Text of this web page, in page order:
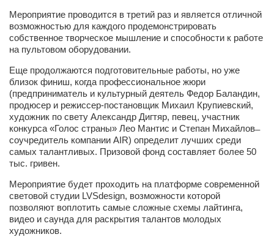
Оксана Скоробагатская
Александра Скорук
Евгений Полюхович
Ольга Чикина
Бизнес-партнёры
Здоровье
Врач психиатр–нарколог Анплеев А.Б.
Косметологическое отделение КП Сумская
Оптика — Медтехника
Тенториум -центр независимых дистрибьюторов
Мероприятие проводится в третий раз и является отличной
возможностью для каждого продемонстрировать
собственное творческое мышление и способности к работе
на пультовом оборудовании.
Еще продолжаются подготовительные работы, но уже
близок финиш, когда профессиональное жюри
(предприниматель и культурный деятель Федор Баландин,
продюсер и режиссер-постановщик Михаил Крупиевский,
художник по свету Александр Дигтяр, певец, участник
конкурса «Голос страны» Лео Мантис и Степан Михайлов ̶
соучредитель компании AIR) определит лучших среди
самых талантливых. Призовой фонд составляет более 50
тыс. гривен.
Мероприятие будет проходить на платформе современной
световой студии LVSdesign, возможности которой
позволяют воплотить самые сложные схемы лайтинга,
видео и саунда для раскрытия талантов молодых
художников.